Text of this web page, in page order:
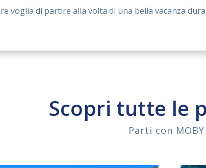
voglia di partire alla volta di una bella vacanza
Scopri tutte le
Parti con MOBY